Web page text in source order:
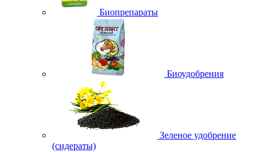
Биопрепараты
Биоудобрения
Зеленое удобрение
(сидераты)